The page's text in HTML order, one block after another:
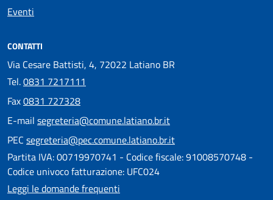
Eventi
CONTATTI
Via Cesare Battisti, 4, 72022 Latiano BR
Tel.0831 7217111
Fax0831 727328
E-mail segreteria@comune.latiano.br.it
PEC segreteria@pec.comune.latiano.br.it
Partita IVA: 00719970741 - Codice fiscale: 91008570748 -
Codice univoco fatturazione: UFC024
Leggi le domande frequenti